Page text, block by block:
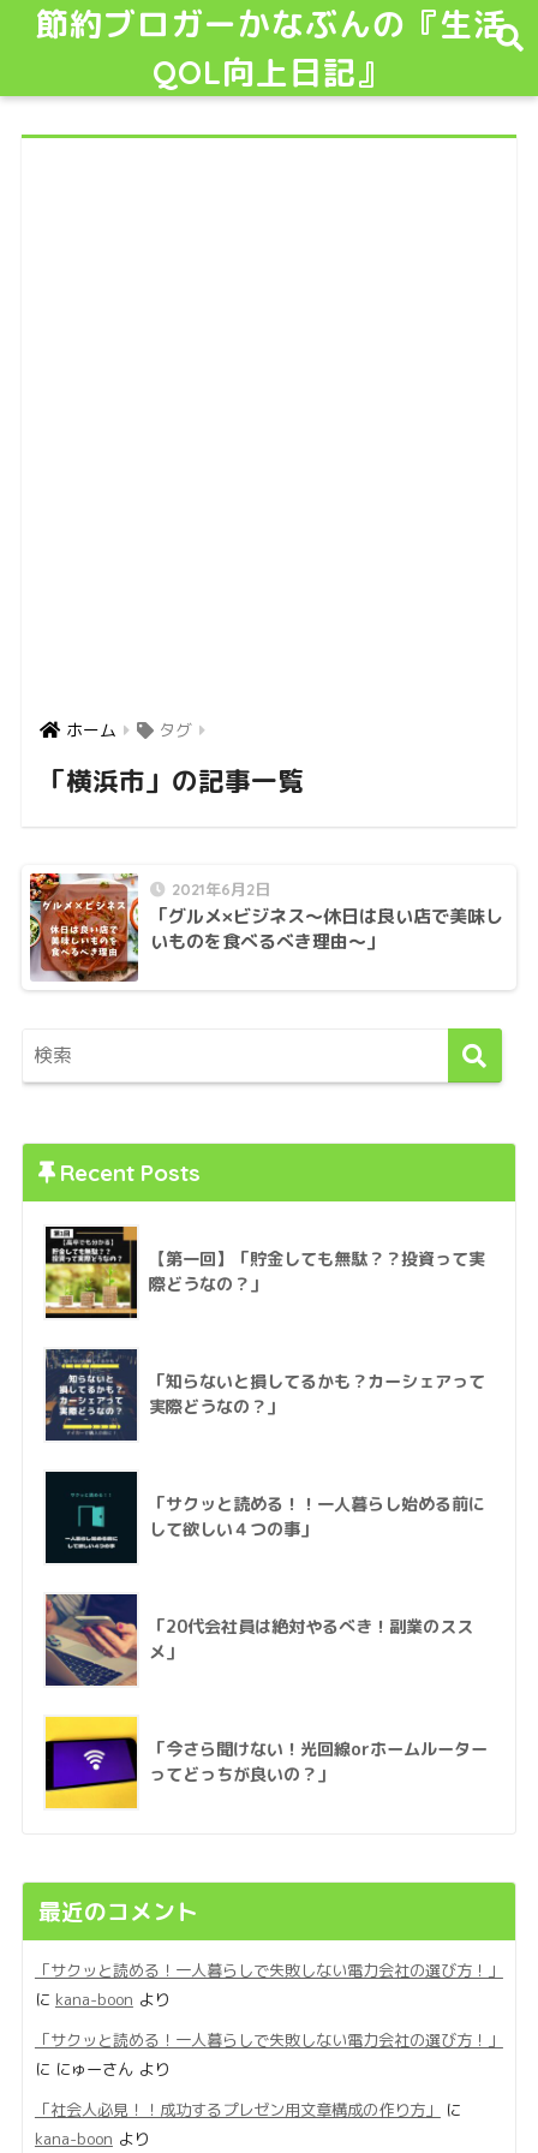
節約ブロガーかなぶんの『生活
QOL向上日記』
ホーム タグ
「横浜市」の記事一覧
2021年6月2日
「グルメ×ビジネス〜休日は良い店で美味し
いものを食べるべき理由〜」
Recent Posts
【第一回】「貯金しても無駄？？投資って実
際どうなの？」
「知らないと損してるかも？カーシェアって
実際どうなの？」
「サクッと読める！！一人暮らし始める前に
して欲しい４つの事」
「20代会社員は絶対やるべき！副業のスス
メ」
「今さら聞けない！光回線orホームルーター
ってどっちが良いの？」
最近のコメント
「サクッと読める！一人暮らしで失敗しない電力会社の選び方！」
に kana-boon より
「サクッと読める！一人暮らしで失敗しない電力会社の選び方！」
に にゅーさんより
「社会人必見！！成功するプレゼン用文章構成の作り方」
に
kana-boon より